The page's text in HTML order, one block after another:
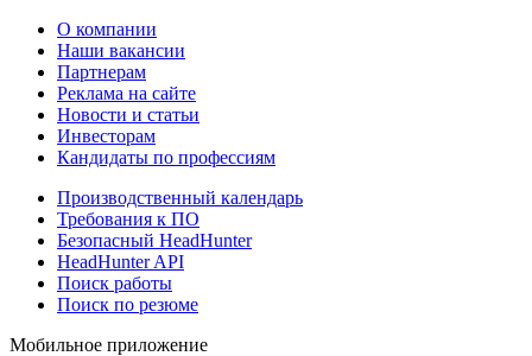
О компании
Наши вакансии
Партнерам
Реклама на сайте
Новости и статьи
Инвесторам
Кандидаты по профессиям
Производственный календарь
Требования к ПО
Безопасный HeadHunter
HeadHunter API
Поиск работы
Поиск по резюме
Мобильное приложение